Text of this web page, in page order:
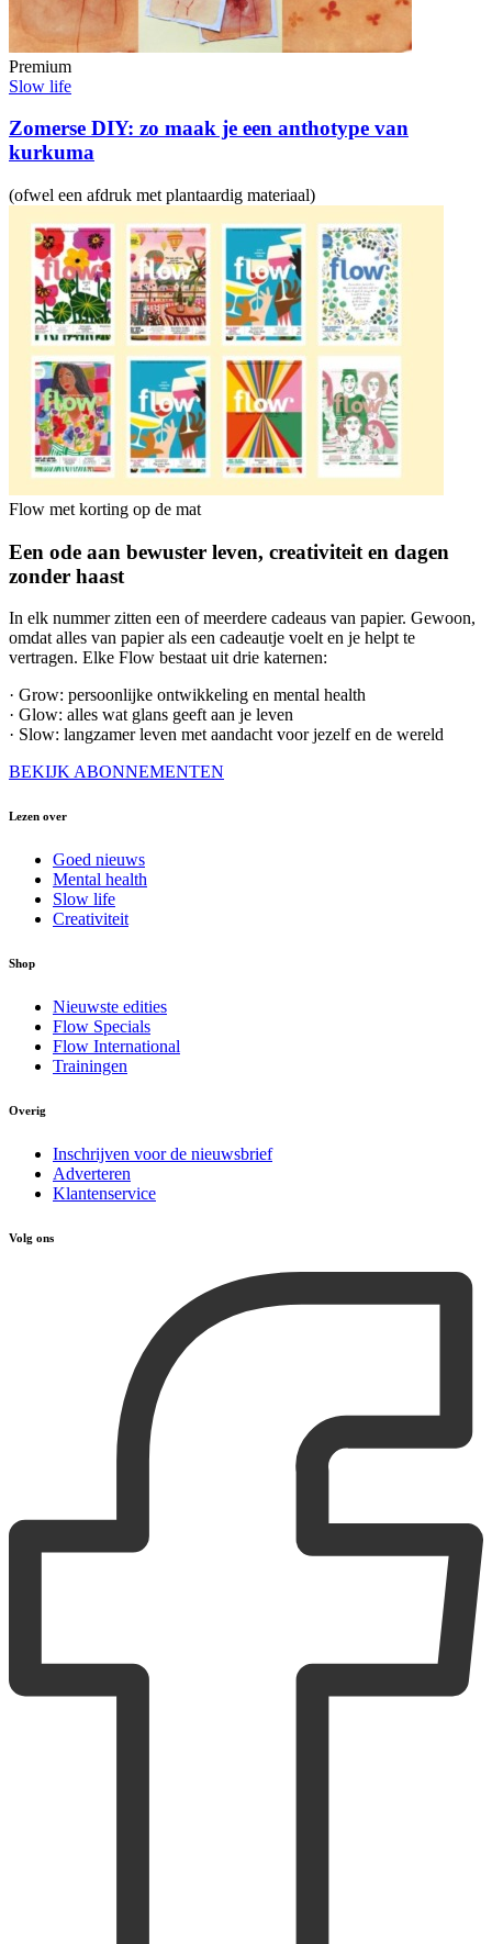
Premium
Slow life
Zomerse DIY: zo maak je een anthotype van
kurkuma
(ofwel een afdruk met plantaardig materiaal)
Flow met korting op de mat
Een ode aan bewuster leven, creativiteit en dagen
zonder haast
In elk nummer zitten een of meerdere cadeaus van papier. Gewoon,
omdat alles van papier als een cadeautje voelt en je helpt te
vertragen. Elke Flow bestaat uit drie katernen:
· Grow: persoonlijke ontwikkeling en mental health
· Glow: alles wat glans geeft aan je leven
· Slow: langzamer leven met aandacht voor jezelf en de wereld
BEKIJK ABONNEMENTEN
Lezen over
Goed nieuws
Mental health
Slow life
Creativiteit
Shop
Nieuwste edities
Flow Specials
Flow International
Trainingen
Overig
Inschrijven voor de nieuwsbrief
Adverteren
Klantenservice
Volg ons